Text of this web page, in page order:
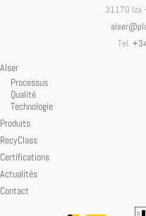
31170 Iza
Tel.
Alser
Processus
Qualité
Technologie
Produits
RecyClass
Certifications
Actualités
Contact